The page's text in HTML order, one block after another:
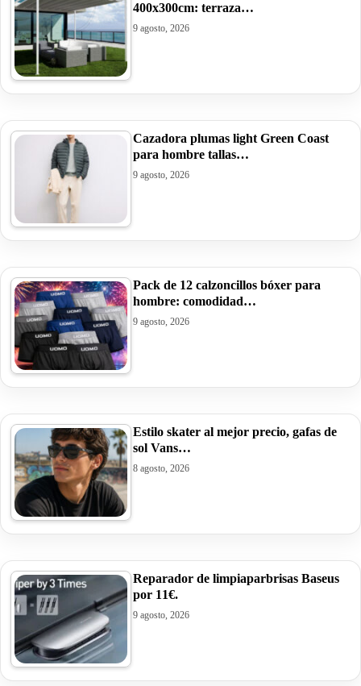
400x300cm: terraza…
9 agosto, 2026
Cazadora plumas light Green Coast
para hombre tallas…
9 agosto, 2026
Pack de 12 calzoncillos bóxer para
hombre: comodidad…
9 agosto, 2026
Estilo skater al mejor precio, gafas de
sol Vans…
8 agosto, 2026
Reparador de limpiaparbrisas Baseus
por 11€.
9 agosto, 2026